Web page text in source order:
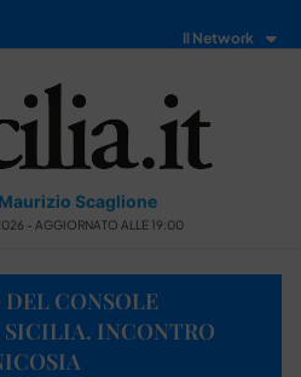
Il Network
Scaglione
- AGGIORNATO ALLE 19:00
CONSOLE
SICILIA. INCONTRO